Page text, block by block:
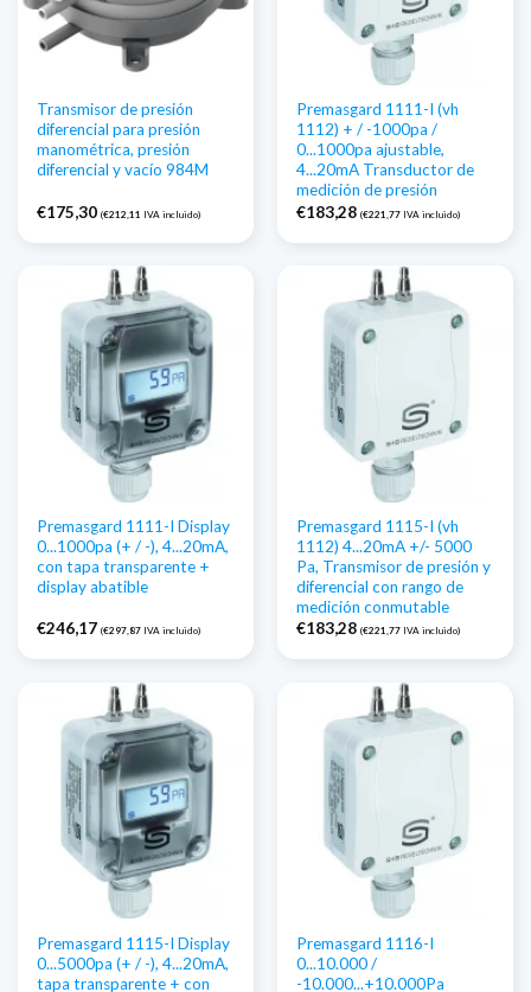
Transmisor de presión
diferencial para presión
manométrica, presión
diferencial y vacío 984M
€175,30 (€212,11 IVA incluido)
Premasgard 1111-I (vh
1112) + / -1000pa /
0...1000pa ajustable,
4...20mA Transductor de
medición de presión
€183,28 (€221,77 IVA incluido)
Premasgard 1111-I Display
0...1000pa (+ / -), 4...20mA,
con tapa transparente +
display abatible
€246,17 (€297,87 IVA incluido)
Premasgard 1115-I (vh
1112) 4...20mA +/- 5000
Pa, Transmisor de presión y
diferencial con rango de
medición conmutable
€183,28 (€221,77 IVA incluido)
Premasgard 1115-I Display
0...5000pa (+ / -), 4...20mA,
tapa transparente + con
Premasgard 1116-I
0...10.000 /
-10.000...+10.000Pa